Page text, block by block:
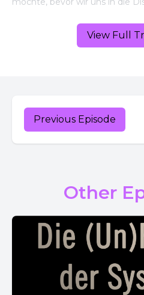
View Full
Previous Episode
Other